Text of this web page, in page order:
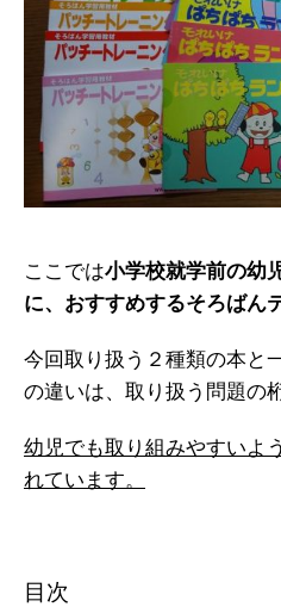
ここでは小学校就学前の幼
に、おすすめするそろばん
今回取り扱う２種類の本と
の違いは、取り扱う問題の
幼児でも取り組みやすいよ
れています。
目次